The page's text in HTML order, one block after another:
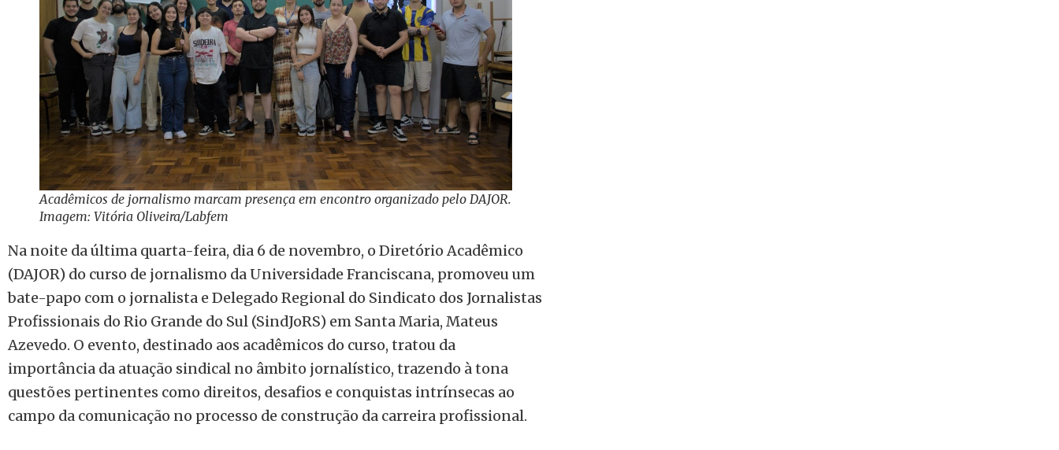
Acadêmicos de jornalismo marcam presença em encontro organizado pelo DAJOR.
Imagem: Vitória Oliveira/Labfem
Na noite da última quarta-feira, dia 6 de novembro, o Diretório Acadêmico
(DAJOR) do curso de jornalismo da Universidade Franciscana, promoveu um
bate-papo com o jornalista e Delegado Regional do Sindicato dos Jornalistas
Profissionais do Rio Grande do Sul (SindJoRS) em Santa Maria, Mateus
Azevedo. O evento, destinado aos acadêmicos do curso, tratou da
importância da atuação sindical no âmbito jornalístico, trazendo à tona
questões pertinentes como direitos, desafios e conquistas intrínsecas ao
campo da comunicação no processo de construção da carreira profissional.